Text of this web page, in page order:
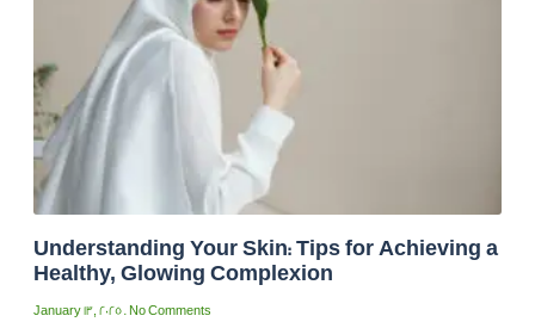
Understanding Your Skin: Tips for Achieving a
Healthy, Glowing Complexion
January 13, 2025 No Comments